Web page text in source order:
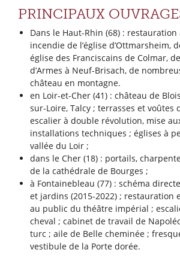
PRINCIPAUX
Dans le Haut-Rhin (68) : restauration
incendie de l’église d’Ottmarsheim,
église des Franciscains de Colmar,
d’Armes à Neuf-Brisach, de
château en montagne.
en Loir-et-Cher (41) : château de
sur-Loire, Talcy ; terrasses et voûtes
escalier à double révolution, mise
installations techniques ; églises à
vallée du Loir ;
dans le Cher (18) : portails,
de la cathédrale de Bourges ;
à Fontainebleau (77) : schéma
et jardins (2015-2022) ; restauration
au public du théâtre impérial ;
cheval ; cabinet de travail de
turc ; aile de Belle cheminée ;
vestibule de la Porte dorée.